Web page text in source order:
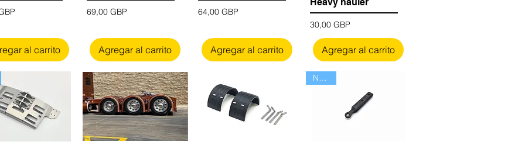
al carrito
Precio
69,00 GBP
Agregar al carrito
Precio
64,00 GBP
Agregar al carrito
Heavy hauler
Precio
30,00 GBP
Agregar al carrito
Nuevo